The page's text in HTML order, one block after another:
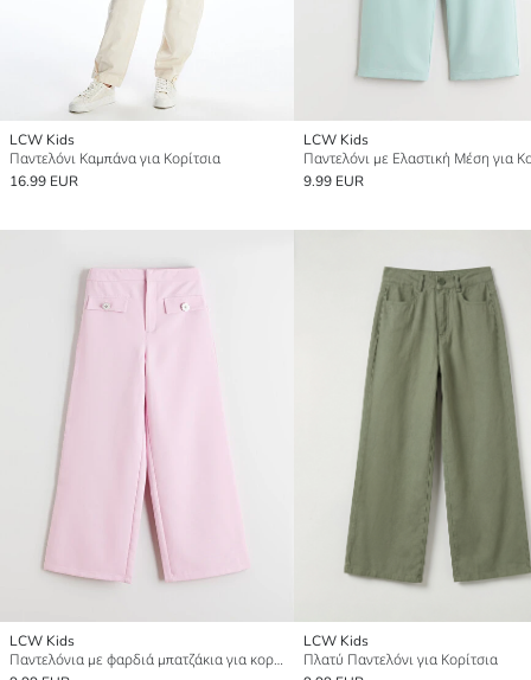
LCW Kids
Παντελόνι Καμπάνα για Κορίτσια
16.99 EUR
LCW Kids
Παντελόνι με Ελαστική Μέση για
9.99 EUR
LCW Kids
Παντελόνια με φαρδιά μπατζάκια για κορίτσια
LCW Kids
Πλατύ Παντελόνι για Κορίτσια